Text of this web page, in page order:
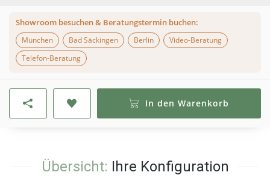
Showroom besuchen & Beratungstermin buchen:
München
Bad Säckingen Berlin
Video-Beratung
Telefon-Beratung
In den Warenkorb
Übersicht: Ihre Konfiguration